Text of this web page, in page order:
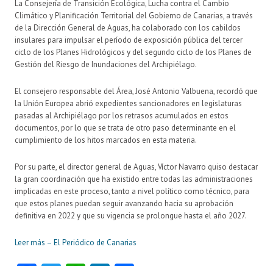
La Consejería de Transición Ecológica, Lucha contra el Cambio
Climático y Planificación Territorial del Gobierno de Canarias, a través
de la Dirección General de Aguas, ha colaborado con los cabildos
insulares para impulsar el período de exposición pública del tercer
ciclo de los Planes Hidrológicos y del segundo ciclo de los Planes de
Gestión del Riesgo de Inundaciones del Archipiélago.
El consejero responsable del Área, José Antonio Valbuena, recordó que
la Unión Europea abrió expedientes sancionadores en legislaturas
pasadas al Archipiélago por los retrasos acumulados en estos
documentos, por lo que se trata de otro paso determinante en el
cumplimiento de los hitos marcados en esta materia.
Por su parte, el director general de Aguas, Víctor Navarro quiso destacar
la gran coordinación que ha existido entre todas las administraciones
implicadas en este proceso, tanto a nivel político como técnico, para
que estos planes puedan seguir avanzando hacia su aprobación
definitiva en 2022 y que su vigencia se prolongue hasta el año 2027.
Leer más – El Periódico de Canarias